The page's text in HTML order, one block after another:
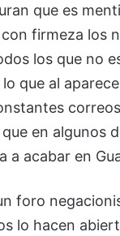
que es
firmeza los
los que no
que al
en algunos
a acabar en
foro
lo hacen